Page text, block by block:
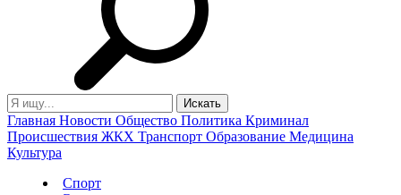
Главная Новости Общество Политика Криминал
Происшествия ЖКХ Транспорт Образование Медицина
Культура
Спорт